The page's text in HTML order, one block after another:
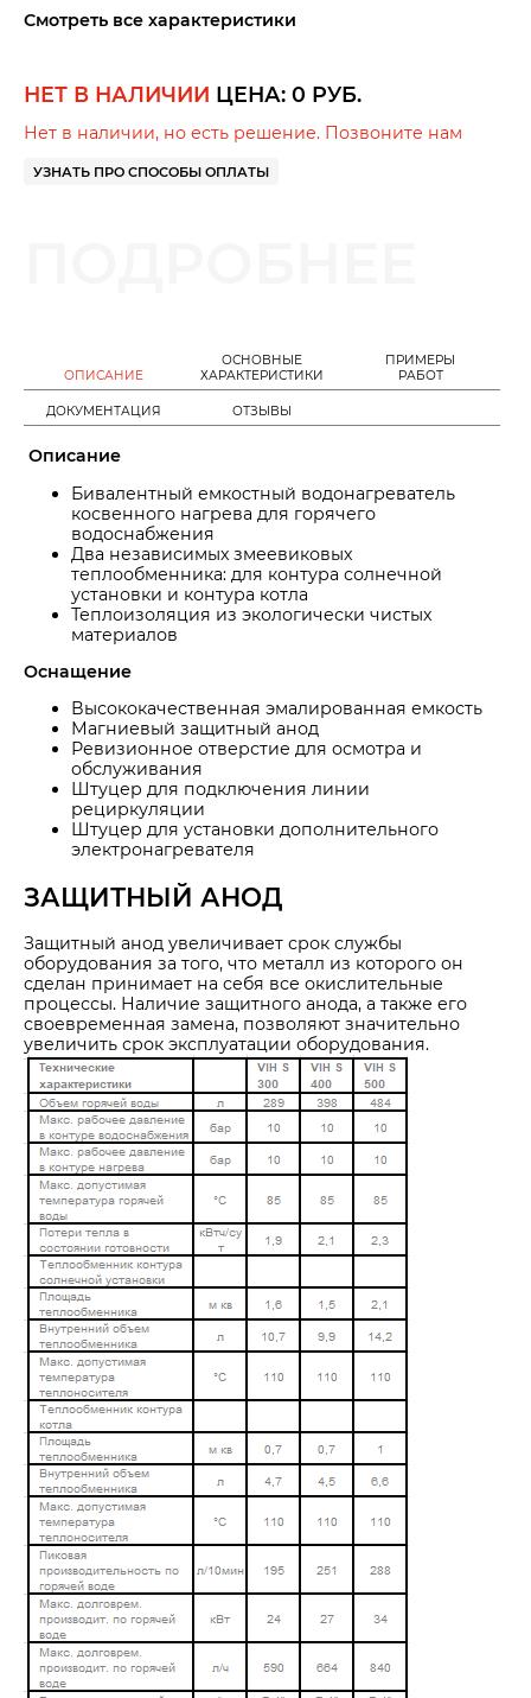
Смотреть все характеристики
НЕТ В НАЛИЧИИ ЦЕНА: 0 РУБ.
Нет в наличии, но есть решение. Позвоните нам
УЗНАТЬ ПРО СПОСОБЫ ОПЛАТЫ
ОПИСАНИЕ
ОСНОВНЫЕ
ХАРАКТЕРИСТИКИ
ПРИМЕРЫ
РАБОТ
ДОКУМЕНТАЦИЯ ОТЗЫВЫ
Описание
Бивалентный емкостный водонагреватель
косвенного нагрева для горячего
водоснабжения
Два независимых змеевиковых
теплообменника: для контура солнечной
установки и контура котла
Теплоизоляция из экологически чистых
материалов
Оснащение
Высококачественная эмалированная емкость
Магниевый защитный анод
Ревизионное отверстие для осмотра и
обслуживания
Штуцер для подключения линии
рециркуляции
Штуцер для установки дополнительного
электронагревателя
ЗАЩИТНЫЙ АНОД
Защитный анод увеличивает срок службы
оборудования за того, что металл из которого он
сделан принимает на себя все окислительные
процессы. Наличие защитного анода, а также его
своевременная замена, позволяют значительно
увеличить срок эксплуатации оборудования.